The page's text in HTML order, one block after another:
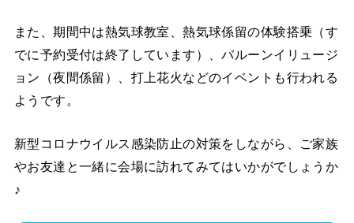
また、期間中は熱気球教室、熱気球係留の体験搭乗（す
でに予約受付は終了しています）、バルーンイリュージ
ョン（夜間係留）、打上花火などのイベントも行われる
ようです。
新型コロナウイルス感染防止の対策をしながら、ご家族
やお友達と一緒に会場に訪れてみてはいかがでしょうか
♪